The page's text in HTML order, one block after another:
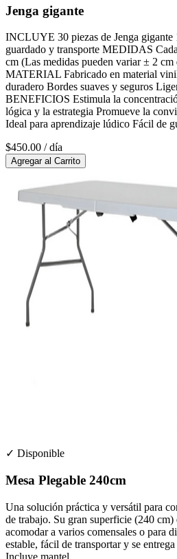
Jenga gigante
INCLUYE 30 piezas de Jenga gigante
guardado y transporte MEDIDAS
cm (Las medidas pueden variar ± 2
MATERIAL Fabricado en material
duradero Bordes suaves y seguros
BENEFICIOS Estimula la
lógica y la estrategia Promueve la
Ideal para aprendizaje lúdico Fácil de
$450.00 / día
Agregar al Carrito
✓ Disponible
Mesa Plegable 240cm
Una solución práctica y versátil para
de trabajo. Su gran superficie (240 cm)
acomodar a varios comensales o para
estable, fácil de transportar y se
Incluye mantel.